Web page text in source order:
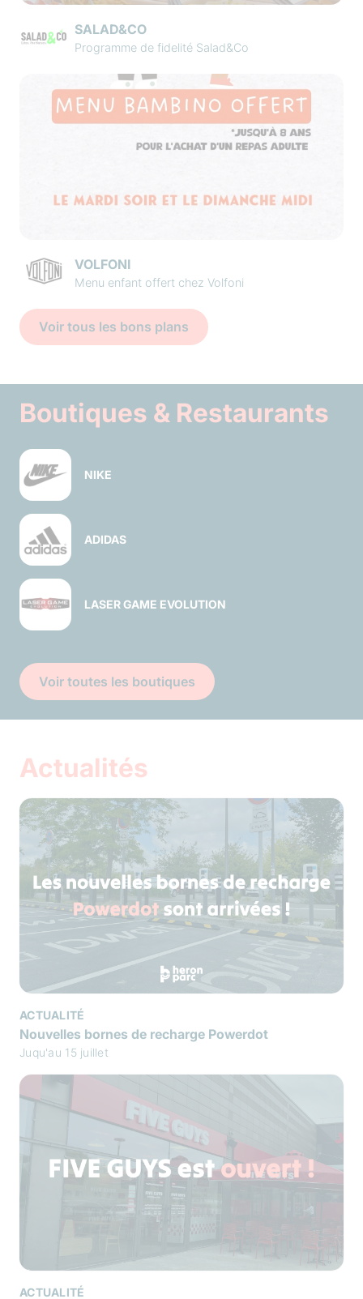
SALAD&CO
Programme de fidelité Salad&Co
VOLFONI
Menu enfant offert chez Volfoni
Voir tous les bons plans
Boutiques & Restaurants
NIKE
ADIDAS
LASER GAME EVOLUTION
Voir toutes les boutiques
Actualités
ACTUALITÉ
Nouvelles bornes de recharge Powerdot
Juqu'au 15 juillet
ACTUALITÉ